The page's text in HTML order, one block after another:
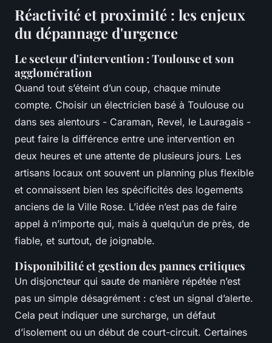
Réactivité et proximité : les enjeux
du dépannage d'urgence
Le secteur d'intervention : Toulouse et son
agglomération
Quand tout s’éteint d’un coup, chaque minute
compte. Choisir un électricien basé à Toulouse ou
dans ses alentours - Caraman, Revel, le Lauragais -
peut faire la différence entre une intervention en
deux heures et une attente de plusieurs jours. Les
artisans locaux ont souvent un planning plus flexible
et connaissent bien les spécificités des logements
anciens de la Ville Rose. L’idée n’est pas de faire
appel à n’importe qui, mais à quelqu’un de près, de
fiable, et surtout, de joignable.
Disponibilité et gestion des pannes critiques
Un disjoncteur qui saute de manière répétée n’est
pas un simple désagrément : c’est un signal d’alerte.
Cela peut indiquer une surcharge, un défaut
d’isolement ou un début de court-circuit. Certaines